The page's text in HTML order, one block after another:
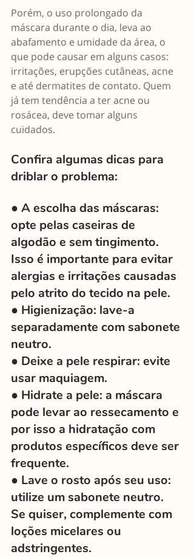
Porém, o uso prolongado da
máscara durante o dia, leva ao
abafamento e umidade da área, o
que pode causar em alguns casos:
irritações, erupções cutâneas, acne
e até dermatites de contato. Quem
já tem tendência a ter acne ou
rosácea, deve tomar alguns
cuidados.
Confira algumas dicas para
driblar o problema:
● A escolha das máscaras:
opte pelas caseiras de
algodão e sem tingimento.
Isso é importante para evitar
alergias e irritações causadas
pelo atrito do tecido na pele.
● Higienização: lave-a
separadamente com sabonete
neutro.
● Deixe a pele respirar: evite
usar maquiagem.
● Hidrate a pele: a máscara
pode levar ao ressecamento e
por isso a hidratação com
produtos específicos deve ser
frequente.
● Lave o rosto após seu uso:
utilize um sabonete neutro.
Se quiser, complemente com
loções micelares ou
adstringentes.